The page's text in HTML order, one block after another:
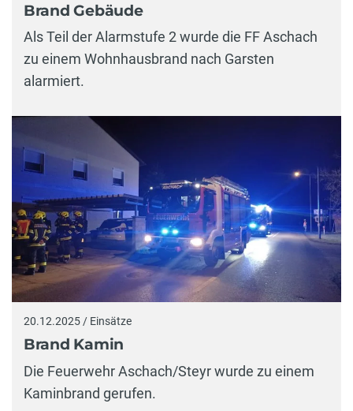
Brand Gebäude
Als Teil der Alarmstufe 2 wurde die FF Aschach
zu einem Wohnhausbrand nach Garsten
alarmiert.
20.12.2025 / Einsätze
Brand Kamin
Die Feuerwehr Aschach/Steyr wurde zu einem
Kaminbrand gerufen.